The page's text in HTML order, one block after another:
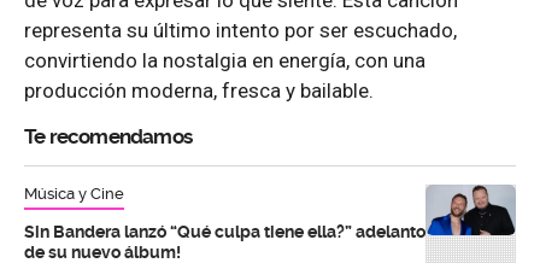
representa su último intento por ser escuchado,
convirtiendo la nostalgia en energía, con una
producción moderna, fresca y bailable.
Te recomendamos
Música y Cine
Sin Bandera lanzó “Qué culpa tiene ella?” adelanto
de su nuevo álbum!